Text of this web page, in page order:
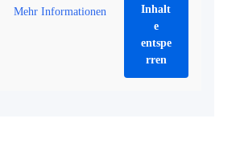
Mehr Informationen
Inhalt
e
entspe
rren